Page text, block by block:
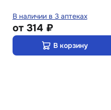
В наличии в 3 аптеках
от 314 ₽
В корзину